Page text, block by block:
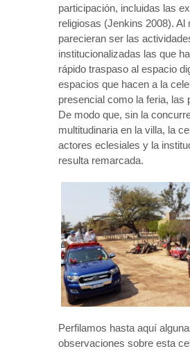
participación, incluidas las
religiosas (Jenkins 2008). Al
parecieran ser las
institucionalizadas las que
rápido traspaso al espacio
espacios que hacen a la
presencial como la feria, las
De modo que, sin la
multitudinaria en la villa, la
actores eclesiales y la
resulta remarcada.
Perfilamos hasta aquí
observaciones sobre esta